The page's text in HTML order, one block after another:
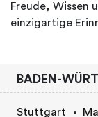
Freude, Wissen
einzigartige
BADEN-
Stuttgart